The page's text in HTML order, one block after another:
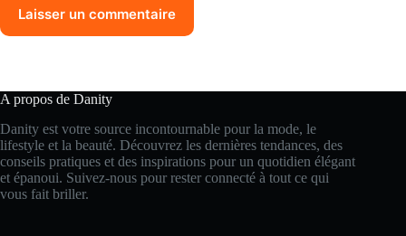
Laisser un commentaire
A propos de Danity
Danity est votre source incontournable pour la mode, le
lifestyle et la beauté. Découvrez les dernières tendances, des
conseils pratiques et des inspirations pour un quotidien élégant
et épanoui. Suivez-nous pour rester connecté à tout ce qui
vous fait briller.